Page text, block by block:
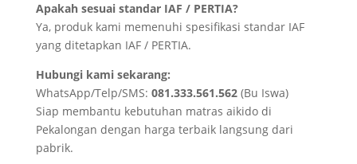
Apakah sesuai standar IAF / PERTIA?
Ya, produk kami memenuhi spesifikasi standar IAF
yang ditetapkan IAF / PERTIA.
Hubungi kami sekarang:
WhatsApp/Telp/SMS: 081.333.561.562(Bu Iswa)
Siap membantu kebutuhan matras aikido di
Pekalongan dengan harga terbaik langsung dari
pabrik.